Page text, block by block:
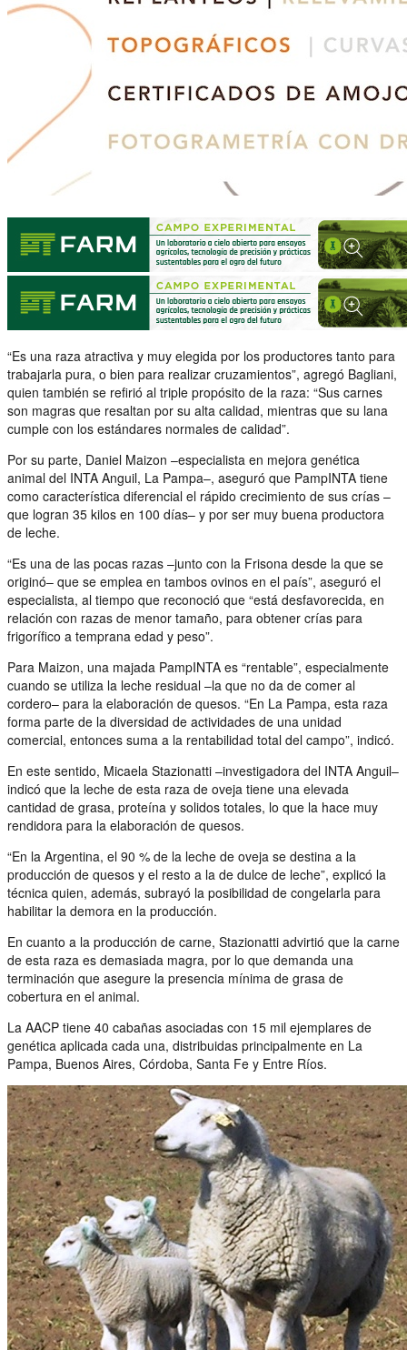
“Es una raza atractiva y muy elegida por los productores tanto para
trabajarla pura, o bien para realizar cruzamientos”, agregó Bagliani,
quien también se refirió al triple propósito de la raza: “Sus carnes
son magras que resaltan por su alta calidad, mientras que su lana
cumple con los estándares normales de calidad”.
Por su parte, Daniel Maizon –especialista en mejora genética
animal del INTA Anguil, La Pampa–, aseguró que PampINTA tiene
como característica diferencial el rápido crecimiento de sus crías –
que logran 35 kilos en 100 días– y por ser muy buena productora
de leche.
“Es una de las pocas razas –junto con la Frisona desde la que se
originó– que se emplea en tambos ovinos en el país”, aseguró el
especialista, al tiempo que reconoció que “está desfavorecida, en
relación con razas de menor tamaño, para obtener crías para
frigorífico a temprana edad y peso”.
Para Maizon, una majada PampINTA es “rentable”, especialmente
cuando se utiliza la leche residual –la que no da de comer al
cordero– para la elaboración de quesos. “En La Pampa, esta raza
forma parte de la diversidad de actividades de una unidad
comercial, entonces suma a la rentabilidad total del campo”, indicó.
En este sentido, Micaela Stazionatti –investigadora del INTA Anguil–
indicó que la leche de esta raza de oveja tiene una elevada
cantidad de grasa, proteína y solidos totales, lo que la hace muy
rendidora para la elaboración de quesos.
“En la Argentina, el 90 % de la leche de oveja se destina a la
producción de quesos y el resto a la de dulce de leche”, explicó la
técnica quien, además, subrayó la posibilidad de congelarla para
habilitar la demora en la producción.
En cuanto a la producción de carne, Stazionatti advirtió que la carne
de esta raza es demasiada magra, por lo que demanda una
terminación que asegure la presencia mínima de grasa de
cobertura en el animal.
La AACP tiene 40 cabañas asociadas con 15 mil ejemplares de
genética aplicada cada una, distribuidas principalmente en La
Pampa, Buenos Aires, Córdoba, Santa Fe y Entre Ríos.